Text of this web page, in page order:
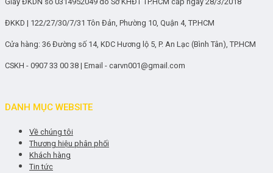
ĐKKD | 122/27/30/7/31 Tôn Đản, Phường 10, Quận 4, TP.HCM
Cửa hàng: 36 Đường số 14, KDC Hương lộ 5, P. An Lạc (Bình Tân), TP.HCM
CSKH - 0907 33 00 38 | Email - carvn001@gmail.com
DANH MỤC WEBSITE
Về chúng tôi
Thương hiệu phân phối
Khách hàng
Tin tức